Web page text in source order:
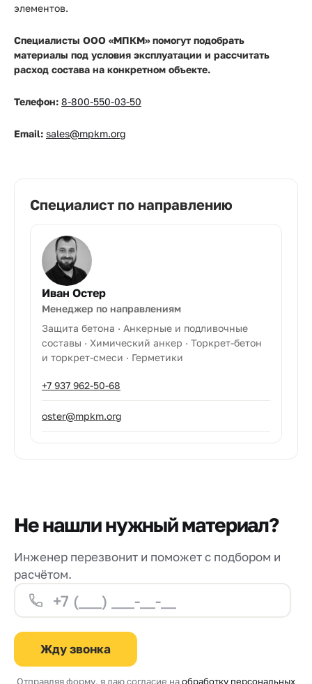
элементов.
Специалисты ООО «МПКМ» помогут подобрать
материалы под условия эксплуатации и рассчитать
расход состава на конкретном объекте.
Телефон: 8-800-550-03-50
Email: sales@mpkm.org
Специалист по направлению
Иван Остер
Менеджер по направлениям
Защита бетона · Анкерные и подливочные
составы · Химический анкер · Торкрет-бетон
и торкрет-смеси · Герметики
+7 937 962-50-68
oster@mpkm.org
Не нашли нужный материал?
Инженер перезвонит и поможет с подбором и
расчётом.
Жду звонка
Отправляя форму, я даю согласие наобработку персональных